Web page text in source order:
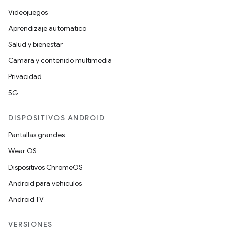
Videojuegos
Aprendizaje automático
Salud y bienestar
Cámara y contenido multimedia
Privacidad
5G
DISPOSITIVOS ANDROID
Pantallas grandes
Wear OS
Dispositivos ChromeOS
Android para vehículos
Android TV
VERSIONES